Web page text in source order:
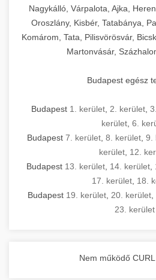
Nagykálló, Várpalota, Ajka,
Oroszlány, Kisbér, Tatabánya,
Komárom, Tata, Pilisvörösvár,
Martonvásár,
Budapest egész
Budapest 1. kerület 2. kerület
kerület 6.
Budapest 7. kerület, 8. kerület, 9.
kerület 12.
Budapest 13. kerület 14. kerület
17. kerület 18.
Budapest 19. kerület 20. kerület
23. kerület
Nem működő CURL